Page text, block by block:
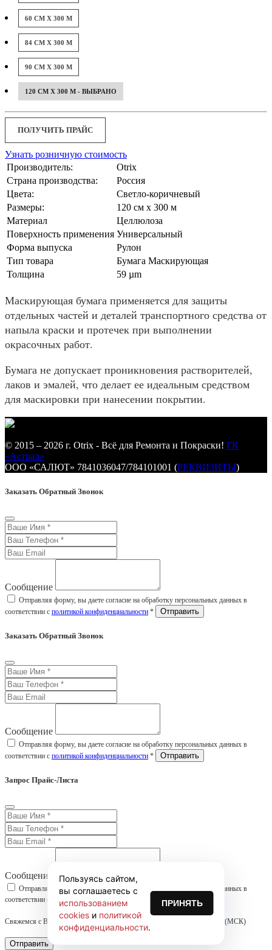
60 СМ X 300 М
84 СМ X 300 М
90 СМ X 300 М
120 СМ X 300 М - ВЫБРАНО
ПОЛУЧИТЬ ПРАЙС
Узнать розничную стоимость
Производитель:
Otrix
Страна производства:
Россия
Цвета:
Светло-коричневый
Размеры:
120 см x 300 м
Материал
Целлюлоза
Поверхность применения Универсальный
Форма выпуска
Рулон
Тип товара
Бумага Маскирующая
Толщина
59 µm
Маскирующая бумага применяется для защиты
отдельных частей и деталей транспортного средства от
напыла краски и протечек при выполнении
окрасочных работ.
Бумага не допускает проникновения растворителей,
лаков и эмалей, что делает ее идеальным средством
для маскировки при нанесении покрытии.
© 2015 – 2026 г. Otrix - Всё для Ремонта и Покраски! ГК
«Астрал»
ООО «САЛЮТ» 7841036047/784101001 (РЕКВИЗИТЫ)
Заказать Обратный Звонок
Сообщение
Отправляя форму, вы даете согласие на обработку персональных данных в
соответствии с политикой конфиденциальности *
Заказать Обратный Звонок
Сообщение
Отправляя форму, вы даете согласие на обработку персональных данных в
соответствии с политикой конфиденциальности *
Запрос Прайс-Листа
Сообщение
Отправляя форму, вы даете согласие на обработку персональных данных в
соответствии с
политикой конфиденциальности
Свяжемся с Вами в течении часа! График работы: ПН-ПТ 09:00 - 17:00 (МСК)
Пользуясь сайтом,
вы соглашаетесь с
использованием
cookiesи политикой
конфиденциальности.
ПРИНЯТЬ